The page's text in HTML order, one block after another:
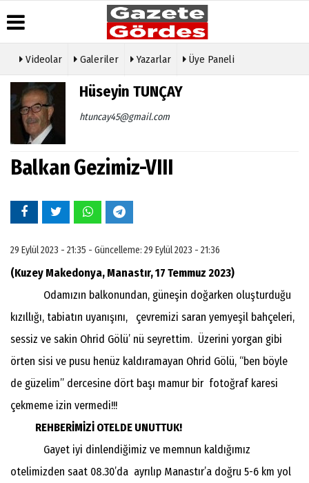
Üye Paneli
Haber
Arşivi
Gazete
Arşivi
Günün
Haberleri
Hava
Durumu
Gazete
Biyografiler
Köşe
Yazarları
Videolar Galeriler Yazarlar Üye Paneli
Hüseyin TUNÇAY
htuncay45@gmail.com
Balkan Gezimiz-VIII
29 Eylül 2023 - 21:35 - Güncelleme: 29 Eylül 2023 - 21:36
(Kuzey Makedonya, Manastır, 17 Temmuz 2023)
Odamızın balkonundan, güneşin doğarken oluşturduğu
kızıllığı, tabiatın uyanışını, çevremizi saran yemyeşil bahçeleri,
sessiz ve sakin Ohrid Gölü’ nü seyrettim. Üzerini yorgan gibi
örten sisi ve pusu henüz kaldıramayan Ohrid Gölü, “ben böyle
de güzelim” dercesine dört başı mamur bir fotoğraf karesi
çekmeme izin vermedi!!!
REHBERİMİZİ OTELDE UNUTTUK!
Gayet iyi dinlendiğimiz ve memnun kaldığımız
otelimizden saat 08.30’da ayrılıp Manastır’a doğru 5-6 km yol